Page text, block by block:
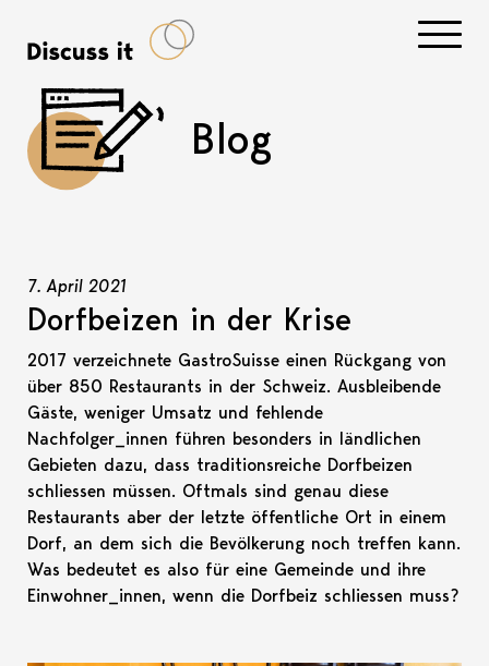
Blog
7. April 2021
Dorfbeizen in der Krise
2017 verzeichnete GastroSuisse einen Rückgang von
über 850 Restaurants in der Schweiz. Ausbleibende
Gäste, weniger Umsatz und fehlende
Nachfolger_innen führen besonders in ländlichen
Gebieten dazu, dass traditionsreiche Dorfbeizen
schliessen müssen. Oftmals sind genau diese
Restaurants aber der letzte öffentliche Ort in einem
Dorf, an dem sich die Bevölkerung noch treffen kann.
Was bedeutet es also für eine Gemeinde und ihre
Einwohner_innen, wenn die Dorfbeiz schliessen muss?